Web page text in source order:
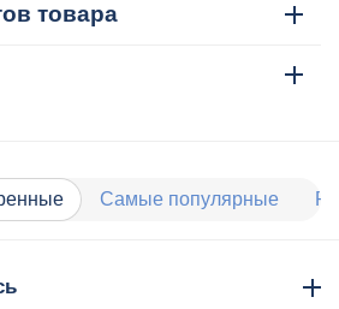
товара
Самые популярные